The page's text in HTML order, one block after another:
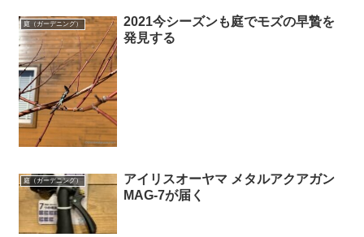
庭（ガーデニング）
2021今シーズンも庭でモズの早贄を
発見する
庭（ガーデニング）
アイリスオーヤマ メタルアクアガン
MAG-7が届く